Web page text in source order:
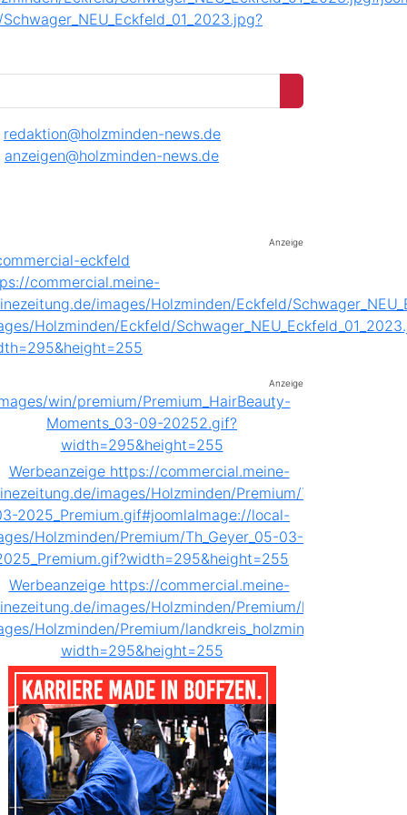
redaktion@holzminden-news.de
anzeigen@holzminden-news.de
Anzeige
Anzeige